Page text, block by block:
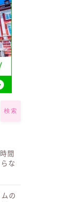
検索
間
な
の